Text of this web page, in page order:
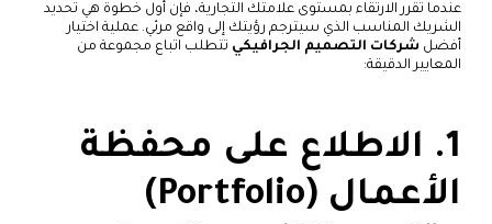
عندما تقرر الارتقاء بمستوى علامتك التجارية، فإن أول خطوة هي تحديد
الشريك المناسب الذي سيترجم رؤيتك إلى واقع مرئي. عملية اختيار
أفضل شركات التصميم الجرافيكي تتطلب اتباع مجموعة من
المعايير الدقيقة:
1. الاطلاع على محفظة
الأعمال (Portfolio)